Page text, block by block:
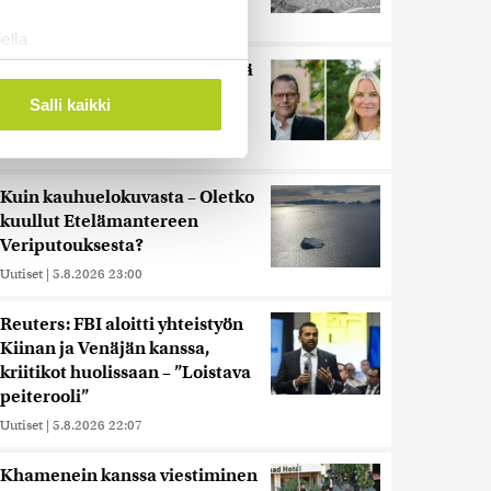
. Voit muuttaa
alan
tietoja muihin tietoihin, joita
siirtää ulkomaille.
Salli kaikki
Miksi Ruotsin Daniel on pelkkä
prinssi, mutta Norjan Mette-
Kuin kauhuelokuvasta – Oletko
kuullut Etelämantereen
Veriputouksesta?
Uutiset | 5.8.2026 23:00
Reuters: FBI aloitti yhteistyön
Kiinan ja Venäjän kanssa,
kriitikot huolissaan – ”Loistava
peiterooli”
Uutiset | 5.8.2026 22:07
Khamenein kanssa viestiminen